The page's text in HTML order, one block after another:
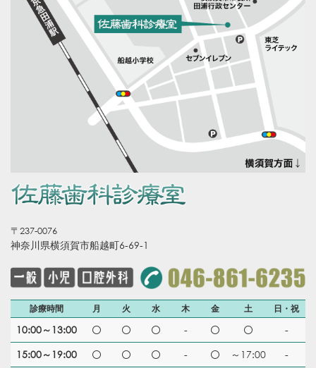
〒237-0076
神奈川県横須賀市船越町6-69-1
診療時間 月 火 水 木 金 土 日・祝
10:00～13:00 -
-
15:00～19:00
- ～17:00 -